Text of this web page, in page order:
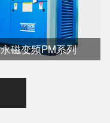
永磁变频PM系列